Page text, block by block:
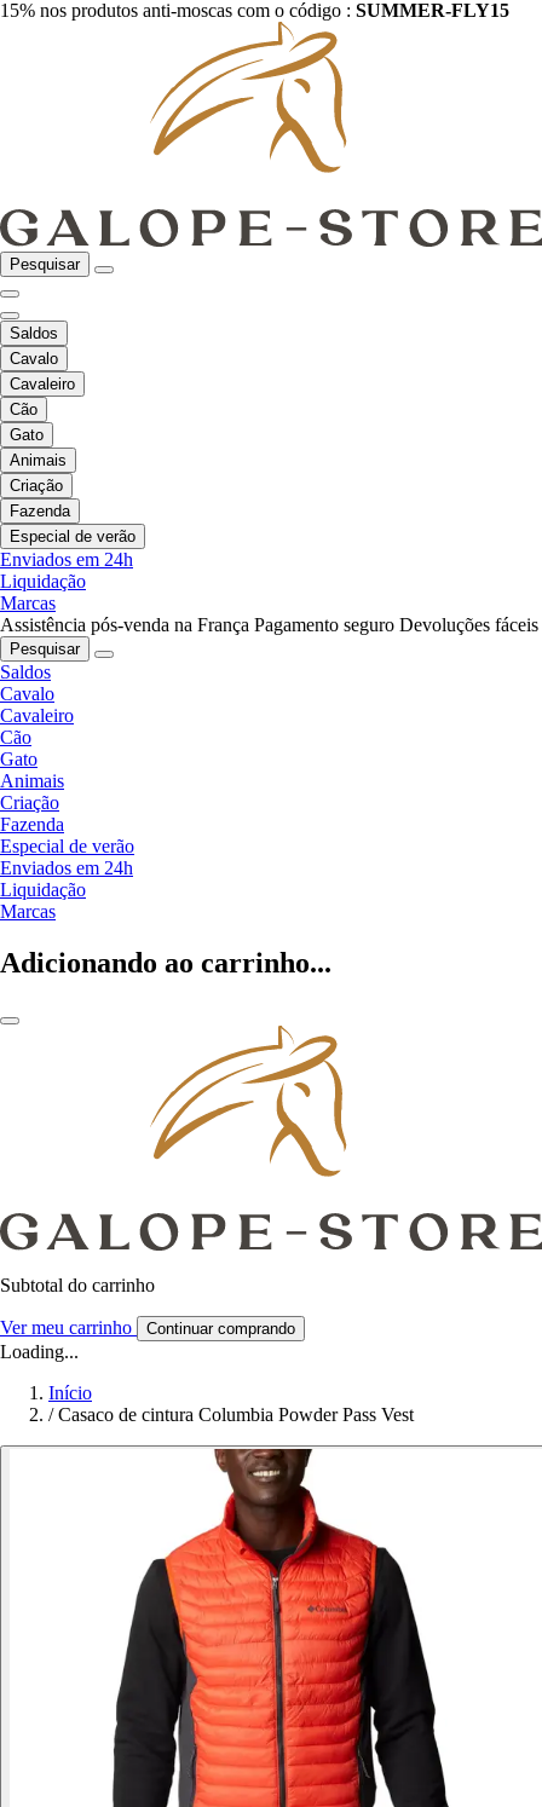
15% nos produtos anti-moscas com o código : SUMMER-FLY15
Pesquisar
Saldos
Cavalo
Cavaleiro
Cão
Gato
Animais
Criação
Fazenda
Especial de verão
Enviados em 24h
Liquidação
Marcas
Assistência pós-venda na França Pagamento seguro Devoluções fáceis
Pesquisar
Saldos
Cavalo
Cavaleiro
Cão
Gato
Animais
Criação
Fazenda
Especial de verão
Enviados em 24h
Liquidação
Marcas
Adicionando ao carrinho...
Subtotal do carrinho
Ver meu carrinho Continuar comprando
Loading...
Início
/ Casaco de cintura Columbia Powder Pass Vest